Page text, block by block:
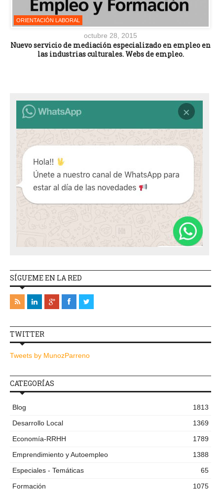
ORIENTACIÓN LABORAL
octubre 28, 2015
Nuevo servicio de mediación especializado en empleo en
las industrias culturales. Webs de empleo.
SÍGUEME EN LA RED
TWITTER
Tweets by MunozParreno
CATEGORÍAS
Blog
1813
Desarrollo Local
1369
Economía-RRHH
1789
Emprendimiento y Autoempleo
1388
Especiales - Temáticas
65
Formación
1075